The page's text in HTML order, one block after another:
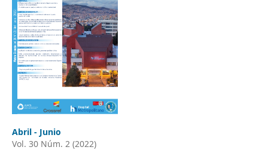
Abril - Junio
Vol. 30 Núm. 2 (2022)